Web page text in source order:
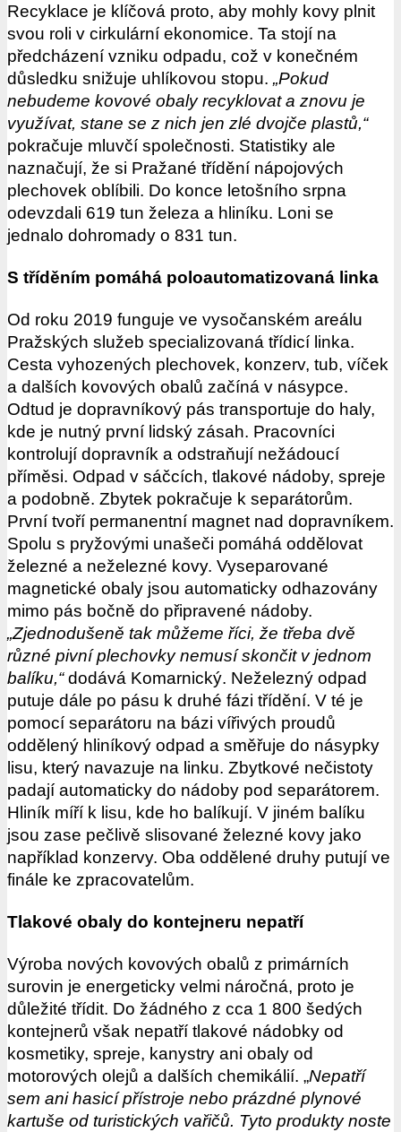
Recyklace je klíčová proto, aby mohly kovy plnit
svou roli v cirkulární ekonomice. Ta stojí na
předcházení vzniku odpadu, což v konečném
důsledku snižuje uhlíkovou stopu. „Pokud
nebudeme kovové obaly recyklovat a znovu je
využívat, stane se z nich jen zlé dvojče plastů,“
pokračuje mluvčí společnosti. Statistiky ale
naznačují, že si Pražané třídění nápojových
plechovek oblíbili. Do konce letošního srpna
odevzdali 619 tun železa a hliníku. Loni se
jednalo dohromady o 831 tun.
S tříděním pomáhá poloautomatizovaná linka
Od roku 2019 funguje ve vysočanském areálu
Pražských služeb specializovaná třídicí linka.
Cesta vyhozených plechovek, konzerv, tub, víček
a dalších kovových obalů začíná v násypce.
Odtud je dopravníkový pás transportuje do haly,
kde je nutný první lidský zásah. Pracovníci
kontrolují dopravník a odstraňují nežádoucí
příměsi. Odpad v sáčcích, tlakové nádoby, spreje
a podobně. Zbytek pokračuje k separátorům.
První tvoří permanentní magnet nad dopravníkem.
Spolu s pryžovými unašeči pomáhá oddělovat
železné a neželezné kovy. Vyseparované
magnetické obaly jsou automaticky odhazovány
mimo pás bočně do připravené nádoby.
„Zjednodušeně tak můžeme říci, že třeba dvě
různé pivní plechovky nemusí skončit v jednom
balíku,“dodává Komarnický. Neželezný odpad
putuje dále po pásu k druhé fázi třídění. V té je
pomocí separátoru na bázi vířivých proudů
oddělený hliníkový odpad a směřuje do násypky
lisu, který navazuje na linku. Zbytkové nečistoty
padají automaticky do nádoby pod separátorem.
Hliník míří k lisu, kde ho balíkují. V jiném balíku
jsou zase pečlivě slisované železné kovy jako
například konzervy. Oba oddělené druhy putují ve
finále ke zpracovatelům.
Tlakové obaly do kontejneru nepatří
Výroba nových kovových obalů z primárních
surovin je energeticky velmi náročná, proto je
důležité třídit. Do žádného z cca 1 800 šedých
kontejnerů však nepatří tlakové nádobky od
kosmetiky, spreje, kanystry ani obaly od
motorových olejů a dalších chemikálií. „Nepatří
sem ani hasicí přístroje nebo prázdné plynové
kartuše od turistických vařičů. Tyto produkty noste